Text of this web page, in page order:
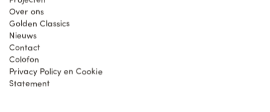
Over ons
Golden Classics
Nieuws
Contact
Colofon
Privacy Policy en Cookie
Statement